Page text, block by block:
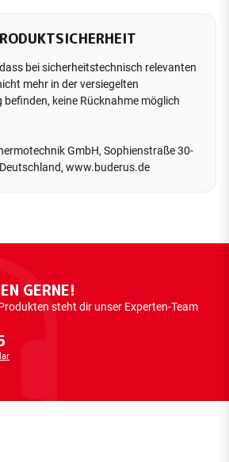
bei sicherheitstechnisch relevanten
mehr in der versiegelten
keine Rücknahme möglich
GmbH, Sophienstraße 30-
www.buderus.de
GERNE!
steht dir unser Experten-Team